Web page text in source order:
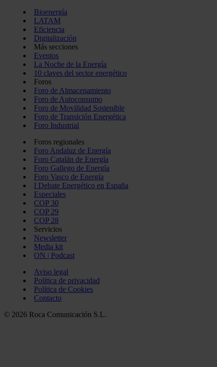
Bioenergía
LATAM
Eficiencia
Digitalización
Más secciones
Eventos
La Noche de la Energía
10 claves del sector energético
Foros
Foro de Almacenamiento
Foro de Autoconsumo
Foro de Movilidad Sostenible
Foro de Transición Energética
Foro Industrial
Foros regionales
Foro Andaluz de Energía
Foro Catalán de Energía
Foro Gallego de Energía
Foro Vasco de Energía
I Debate Energético en España
Especiales
COP 30
COP 29
COP 28
Servicios
Newsletter
Media kit
ON | Podcast
Aviso legal
Política de privacidad
Política de Cookies
Contacto
© 2026 Roca Comunicación S.L.